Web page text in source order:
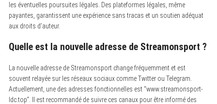
les éventuelles poursuites légales. Des plateformes légales, même
payantes, garantissent une expérience sans tracas et un soutien adéquat
aux droits d’auteur.
Quelle est la nouvelle adresse de Streamonsport ?
La nouvelle adresse de Streamonsport change fréquemment et est
souvent relayée sur les réseaux sociaux comme Twitter ou Telegram.
Actuellement, une des adresses fonctionnelles est “www.streamonsport-
ldc.top”. Il est recommandé de suivre ces canaux pour être informé des